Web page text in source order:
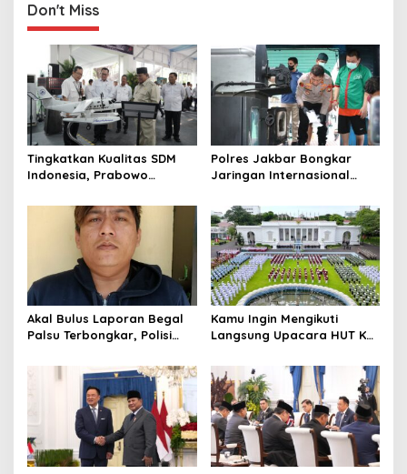
Don't Miss
Tingkatkan Kualitas SDM
Indonesia, Prabowo
hingga Undang Universitas
Terbaik Dunia
Polres Jakbar Bongkar
Jaringan Internasional
Narkoba, 7 Tersangka
Diringkus dan Barang Bukti
1,1 Ton Rp119 Miliar
Dimusnahkan
Akal Bulus Laporan Begal
Palsu Terbongkar, Polisi
Perusahaan untuk Crypto
Kamu Ingin Mengikuti
Langsung Upacara HUT Ke-
Istana? Ini Link
Pendaftaran Resminya di
Sini